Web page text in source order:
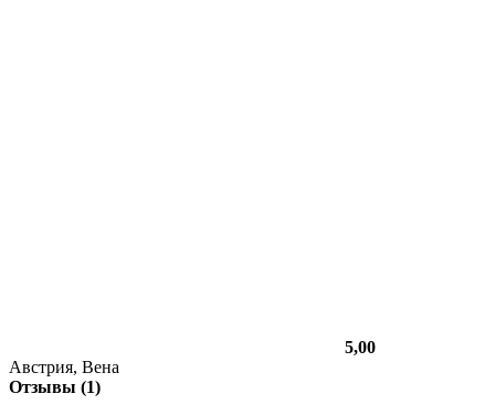
5,00
Австрия, Вена
Отзывы (1)